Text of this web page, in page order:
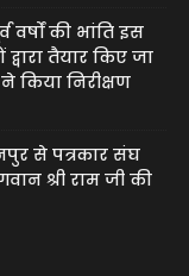
वर्षों की भांति इस
तैयार किए जा
किया निरीक्षण
से पत्रकार संघ
श्री राम जी की